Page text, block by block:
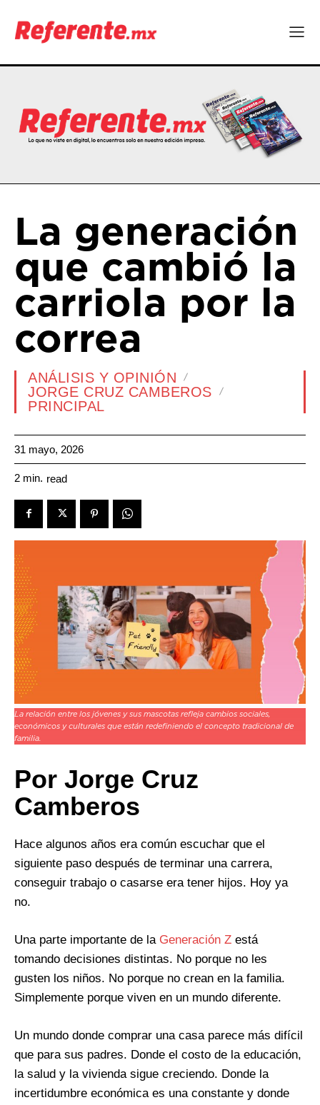
La generación
que cambió la
carriola por la
correa
ANÁLISIS Y OPINIÓN
JORGE CRUZ CAMBEROS
PRINCIPAL
31 mayo, 2026
2 min. read
La relación entre los jóvenes y sus mascotas refleja cambios sociales,
económicos y culturales que están redefiniendo el concepto tradicional de
familia.
Por Jorge Cruz
Camberos
Hace algunos años era común escuchar que el
siguiente paso después de terminar una carrera,
conseguir trabajo o casarse era tener hijos. Hoy ya
no.
Una parte importante de la Generación Z está
tomando decisiones distintas. No porque no les
gusten los niños. No porque no crean en la familia.
Simplemente porque viven en un mundo diferente.
Un mundo donde comprar una casa parece más difícil
que para sus padres. Donde el costo de la educación,
la salud y la vivienda sigue creciendo. Donde la
incertidumbre económica es una constante y donde